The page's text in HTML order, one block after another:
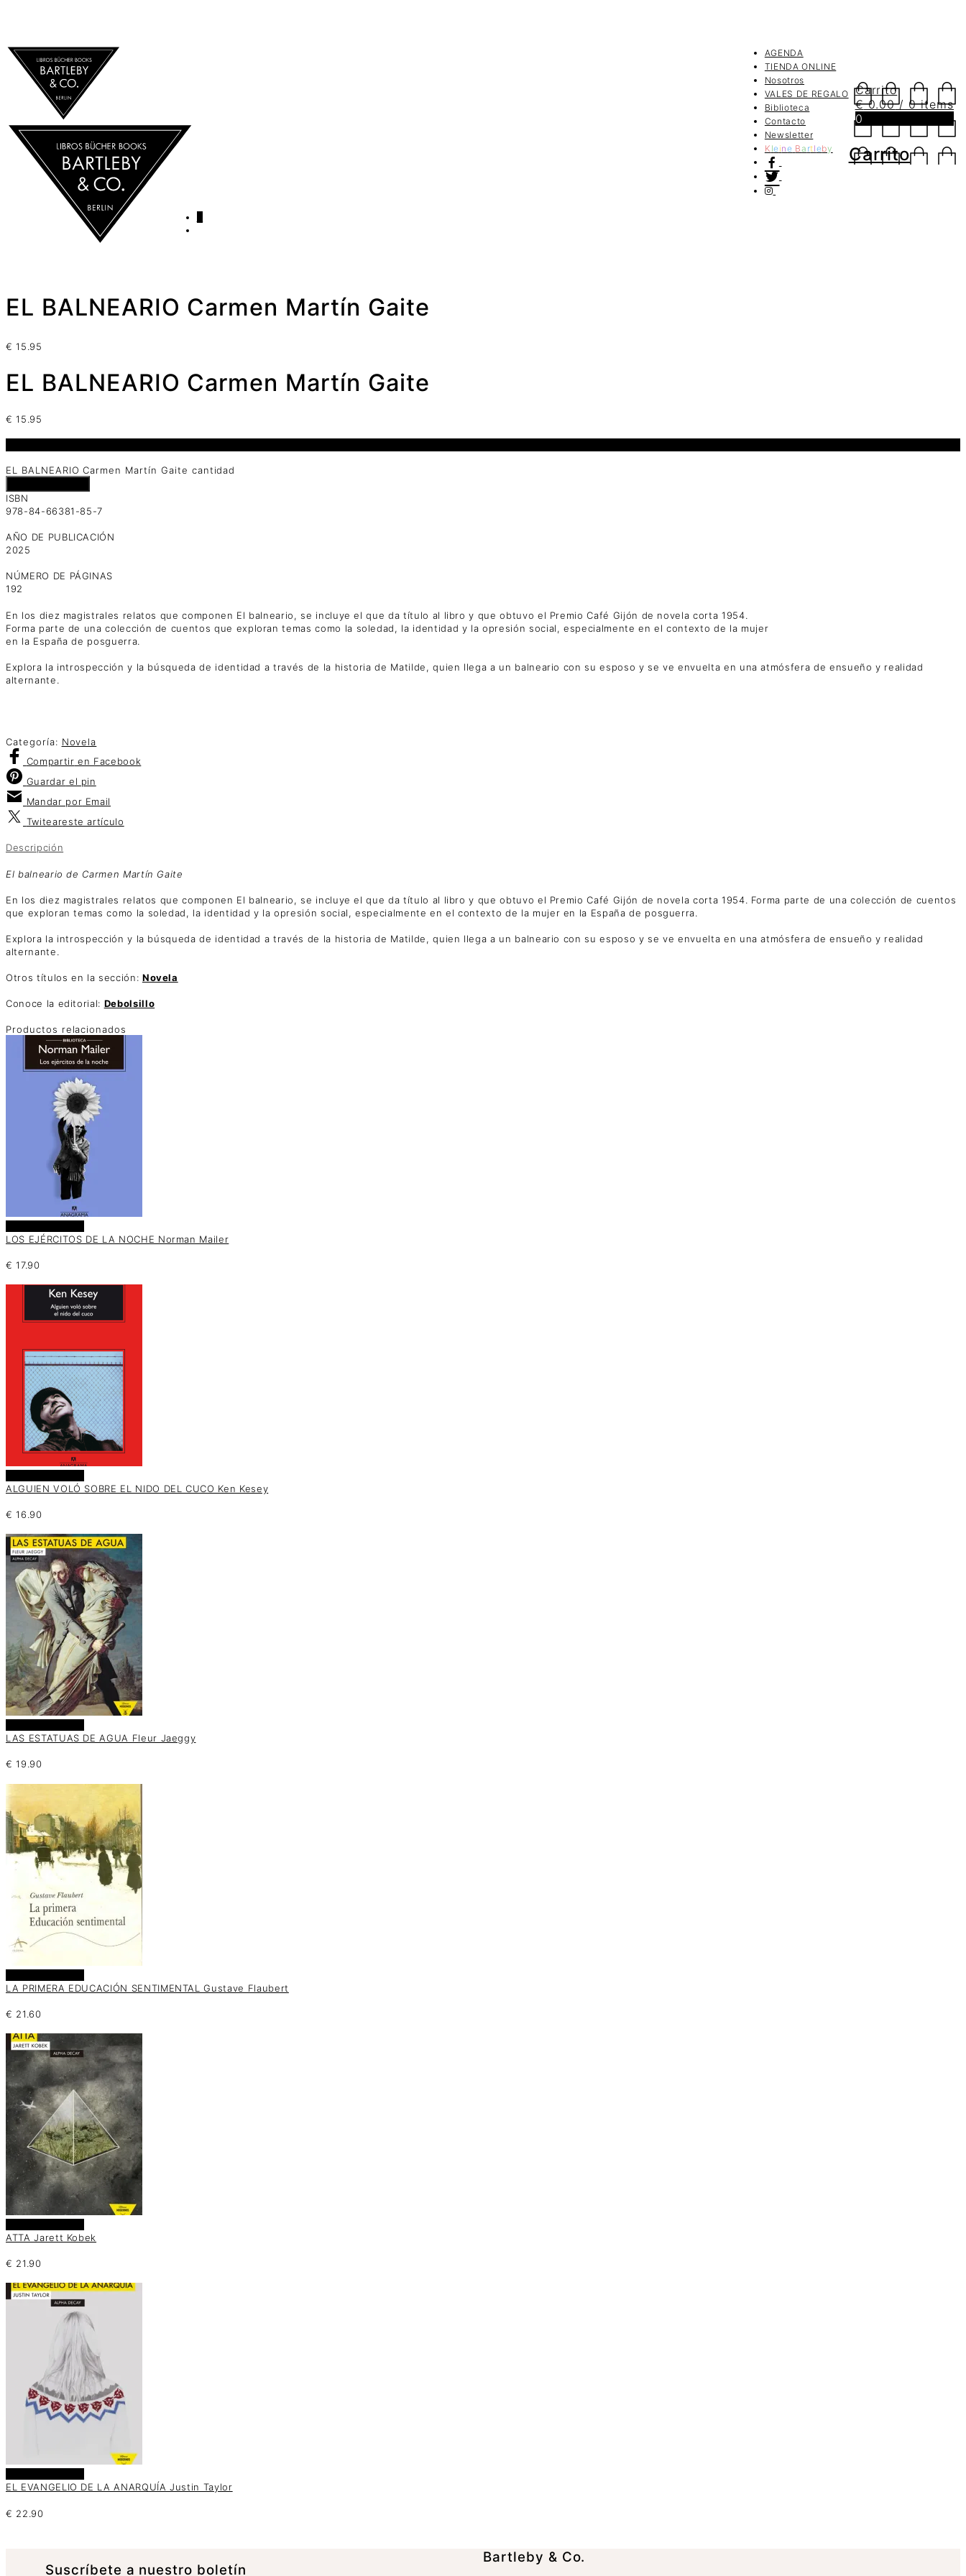
AGENDA
TIENDA ONLINE
Nosotros
VALES DE REGALO
Biblioteca
Contacto
Newsletter
K leine Ba rtleby
Carrito
€0.00 / 0 items
0
Carrito
EL BALNEARIO Carmen Martín Gaite
€ 15.95
EL BALNEARIO Carmen Martín Gaite
€ 15.95
EL BALNEARIO Carmen Martín Gaite cantidad
ISBN
978-84-66381-85-7
AÑO DE PUBLICACIÓN
2025
NÚMERO DE PÁGINAS
192
En los diez magistrales relatos que componen El balneario, se incluye el que da título al libro y que obtuvo el Premio Café Gijón de novela corta 1954.
Forma parte de una colección de cuentos que exploran temas como la soledad, la identidad y la opresión social, especialmente en el contexto de la mujer
en la España de posguerra.
Explora la introspección y la búsqueda de identidad a través de la historia de Matilde, quien llega a un balneario con su esposo y se ve envuelta en una atmósfera de ensueño y realidad
alternante.
Categoría: Novela
Compartir en Facebook
Guardar el pin
Mandar por Email
Twiteareste artículo
Descripción
El balneario de Carmen Martín Gaite
En los diez magistrales relatos que componen El balneario, se incluye el que da título al libro y que obtuvo el Premio Café Gijón de novela corta 1954. Forma parte de una colección de cuentos
que exploran temas como la soledad, la identidad y la opresión social, especialmente en el contexto de la mujer en la España de posguerra.
Explora la introspección y la búsqueda de identidad a través de la historia de Matilde, quien llega a un balneario con su esposo y se ve envuelta en una atmósfera de ensueño y realidad
alternante.
Otros títulos en la sección: Novela
Conoce la editorial: Debolsillo
Productos relacionados
LOS EJÉRCITOS DE LA NOCHE Norman Mailer
€ 17.90
ALGUIEN VOLÓ SOBRE EL NIDO DEL CUCO Ken Kesey
€ 16.90
LAS ESTATUAS DE AGUA Fleur Jaeggy
€ 19.90
LA PRIMERA EDUCACIÓN SENTIMENTAL Gustave Flaubert
€ 21.60
ATTA Jarett Kobek
€ 21.90
EL EVANGELIO DE LA ANARQUÍA Justin Taylor
€ 22.90
Suscrí­bete a nuestro boletín
Bartleby & Co.